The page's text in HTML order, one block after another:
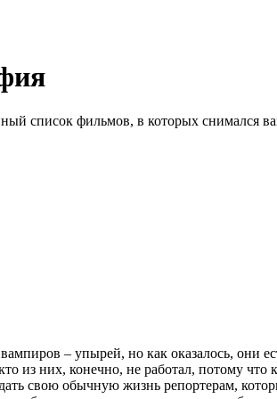
список фильмов, в которых снимался
– упырей, но как оказалось, они
них, конечно, не работал, потому что
свою обычную жизнь репортерам,